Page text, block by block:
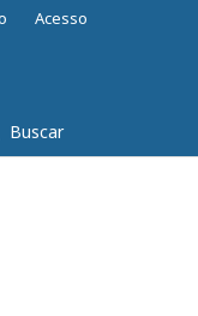
Buscar
Acesso